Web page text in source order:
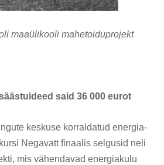
maaülikooli mahetoiduprojekt
said 36 000 eurot
keskuse korraldatud energia-
Negavatt finaalis selgusid neli
mis vähendavad energiakulu